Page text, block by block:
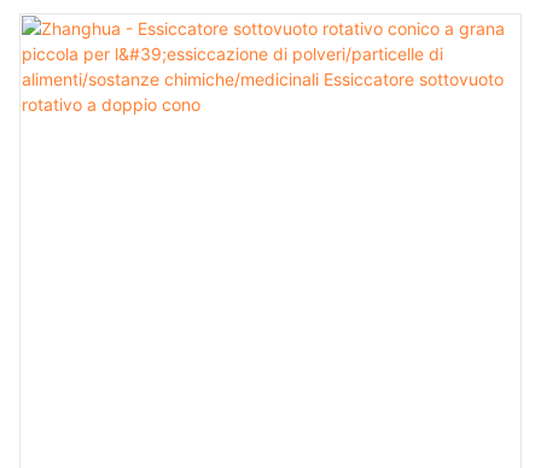
prodotto con diverse specifiche per soddisfare le diverse
esigenze dei clienti, con una vasta gamma di applicazioni.
Inoltre, aderisce a una struttura concisa e l'alta qualità è il
principio di progettazione.